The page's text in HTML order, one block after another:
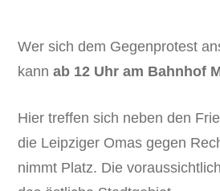
Wer sich dem Gegenprotest
kannab 12 Uhr am Bahnhof
Hier treffen sich neben den
die Leipziger Omas gegen
nimmt Platz. Die